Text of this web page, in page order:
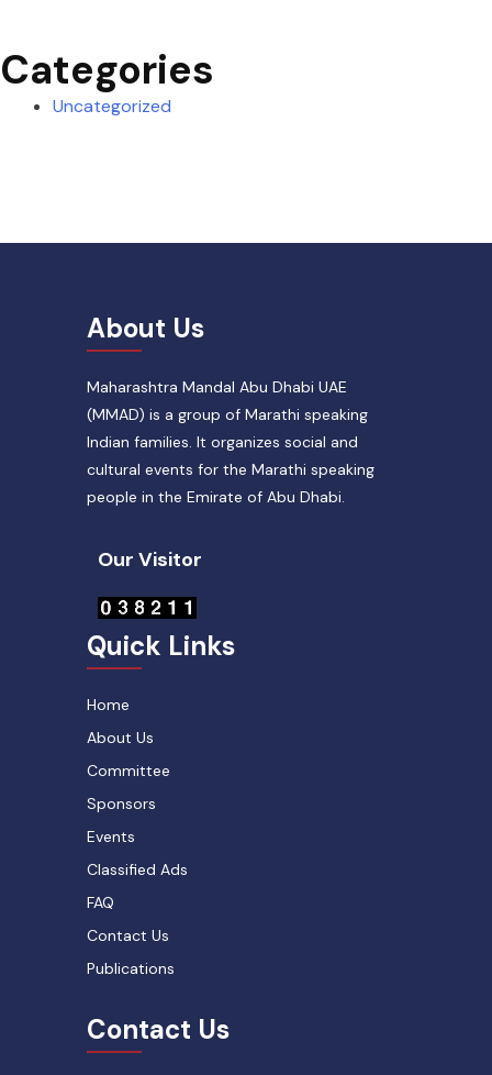
Categories
Uncategorized
About Us
Maharashtra Mandal Abu Dhabi UAE
(MMAD) is a group of Marathi speaking
Indian families. It organizes social and
cultural events for the Marathi speaking
people in the Emirate of Abu Dhabi.
Our Visitor
Quick Links
Home
About Us
Committee
Sponsors
Events
Classified Ads
FAQ
Contact Us
Publications
Contact Us